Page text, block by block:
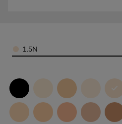
Color
1.5N